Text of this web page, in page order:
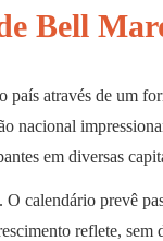
Bell
país através de um
nacional
em diversas
calendário prevê
reflete,